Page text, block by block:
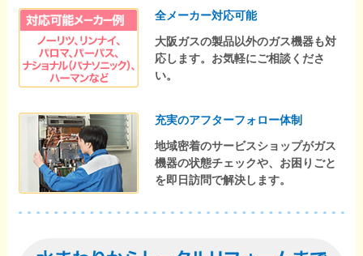
全メーカー対応可能
大阪ガスの製品以外のガス機器も対
応します。お気軽にご相談くださ
い。
充実のアフターフォロー体制
地域密着のサービスショップがガス
機器の状態チェックや、お困りごと
を即日訪問で解決します。